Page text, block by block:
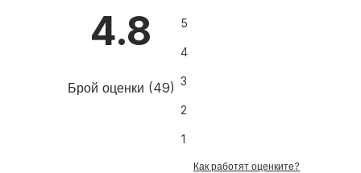
4.8
Брой оценки (49)
5
4
3
2
1
Как работят оценките?